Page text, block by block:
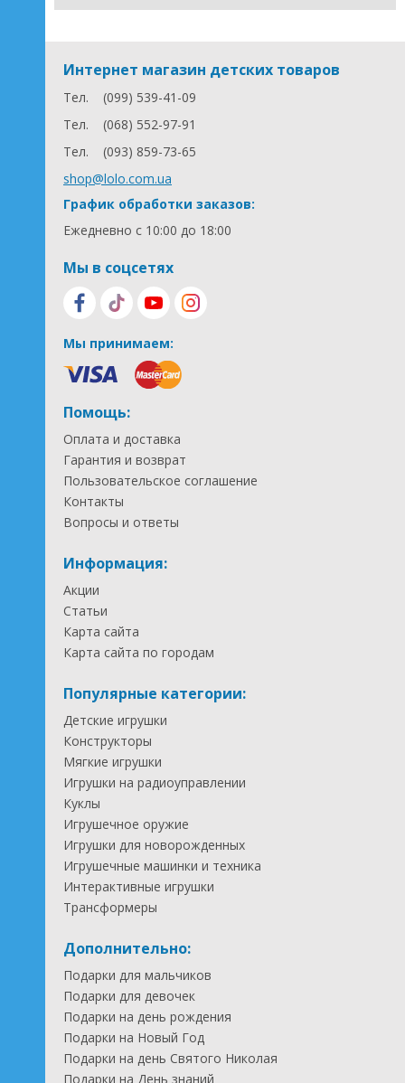
Интернет магазин детских товаров
Тел.
(099) 539-41-09
Тел.
(068) 552-97-91
Тел.
(093) 859-73-65
shop@lolo.com.ua
График обработки заказов:
Ежедневно с 10:00 до 18:00
Мы в соцсетях
Мы принимаем:
Помощь:
Оплата и доставка
Гарантия и возврат
Пользовательское соглашение
Контакты
Вопросы и ответы
Информация:
Акции
Статьи
Карта сайта
Карта сайта по городам
Популярные категории:
Детские игрушки
Конструкторы
Мягкие игрушки
Игрушки на радиоуправлении
Куклы
Игрушечное оружие
Игрушки для новорожденных
Игрушечные машинки и техника
Интерактивные игрушки
Трансформеры
Дополнительно:
Подарки для мальчиков
Подарки для девочек
Подарки на день рождения
Подарки на Новый Год
Подарки на день Святого Николая
Подарки на День знаний